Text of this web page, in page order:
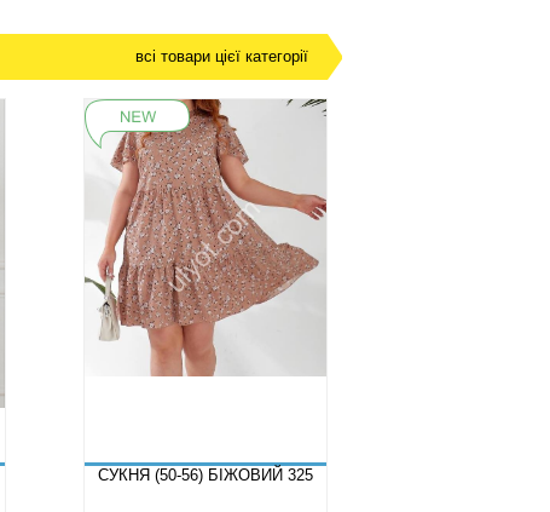
всі товари цієї категорії
СУКНЯ (50-56) БІЖОВИЙ 325